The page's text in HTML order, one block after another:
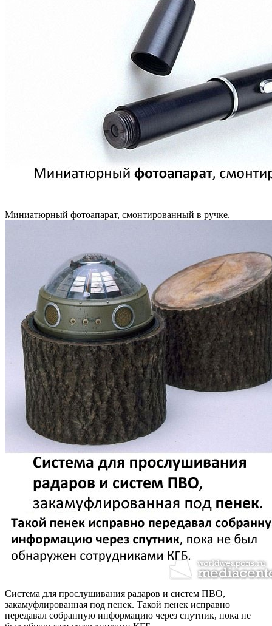
Миниатюрный фотоапарат, смонтированный в ручке.
Система для прослушивания радаров и систем ПВО,
закамуфлированная под пенек. Такой пенек исправно
передавал собранную информацию через спутник, пока не